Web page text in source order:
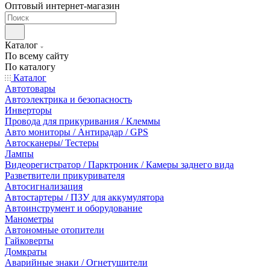
Оптовый интернет-магазин
Каталог
По всему сайту
По каталогу
Каталог
Автотовары
Автоэлектрика и безопасность
Инверторы
Провода для прикуривания / Клеммы
Авто мониторы / Антирадар / GPS
Автосканеры/ Тестеры
Лампы
Видеорегистратор / Парктроник / Камеры заднего вида
Разветвители прикуривателя
Автосигнализация
Автостартеры / ПЗУ для аккумулятора
Автоинструмент и оборудование
Манометры
Автономные отопители
Гайковерты
Домкраты
Аварийные знаки / Огнетушители